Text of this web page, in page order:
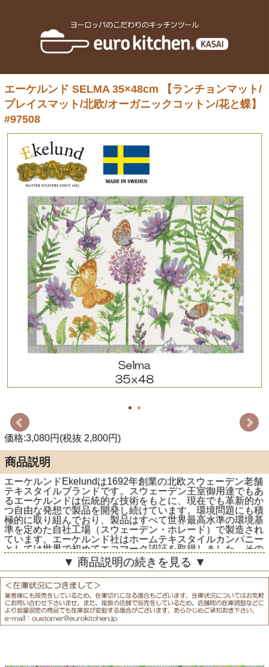
エーケルンド SELMA 35×48cm 【ランチョンマット/
プレイスマット/北欧/オーガニックコットン/花と蝶】
#97508
価格:3,080円(税抜 2,800円)
商品説明
エーケルンドEkelundは1692年創業の北欧スウェーデン老舗
テキスタイルブランドです。スウェーデン王室御用達でもあ
るエーケルンドは伝統的な技術をもとに、現在でも革新的か
つ自由な発想で製品を開発し続けています。環境問題にも積
極的に取り組んでおり、製品はすべて世界最高水準の環境基
準を定めた自社工場（スウェーデン・ホレード）で製造され
ています。エーケルンド社はホームテキスタイルカンパニー
としては世界で初めてエコマーク認証を取得しました。その
高い品質と美しいデザインは永く人々に愛されています。
▼ 商品説明の続きを見る ▼